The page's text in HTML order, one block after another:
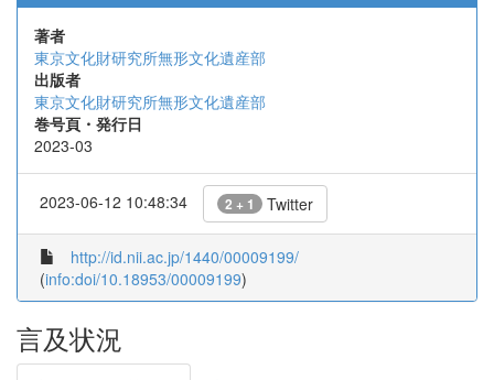
著者
東京文化財研究所無形文化遺産部
出版者
東京文化財研究所無形文化遺産部
巻号頁・発行日
2023-03
2023-06-12 10:48:34 2 + 1 Twitter
http://id.nii.ac.jp/1440/00009199/
(info:doi/10.18953/00009199)
言及状況